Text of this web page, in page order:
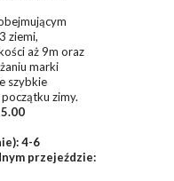
ziemi,
aż 9m oraz
marki
szybkie
zimy.
4-6
przejeździe: